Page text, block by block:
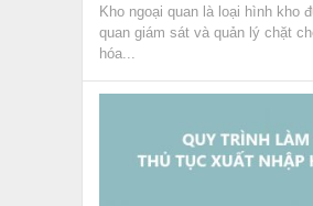
Kho ngoại quan là loại hình kho
quan giám sát và quản lý chặt
hóa...